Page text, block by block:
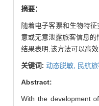
摘要：
随着电子客票和生物特
意或无意泄露旅客信息
结果表明,该方法可以高
关键词: 动态脱敏, 民航
Abstract:
With the development